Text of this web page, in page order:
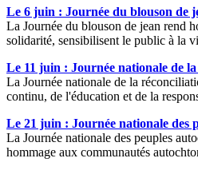
Le 6 juin : Journée du blouson de
La Journée du blouson de jean rend
solidarité, sensibilisent le public à la
Le 11 juin : Journée nationale de
La Journée nationale de la
continu, de l'éducation et de la
Le 21 juin : Journée nationale des
La Journée nationale des peuples
hommage aux communautés